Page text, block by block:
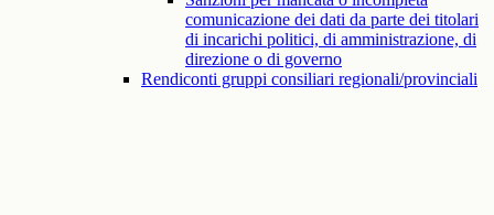
comunicazione dei dati da parte dei titolari
di incarichi politici, di amministrazione, di
direzione o di governo
Rendiconti gruppi consiliari regionali/provinciali